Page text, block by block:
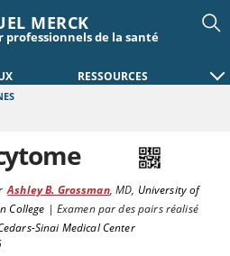
MERCK
professionnels de la santé
RESSOURCES
Ashley B. Grossman,MD, University of
College | Examen par des pairs réalisé
Sinai Medical Center